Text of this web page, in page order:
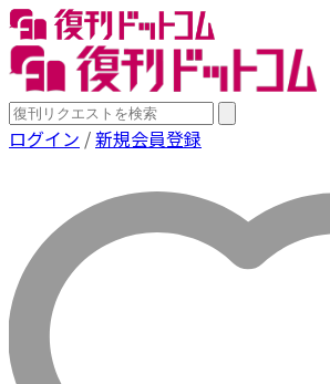
ログイン /新規会員登録